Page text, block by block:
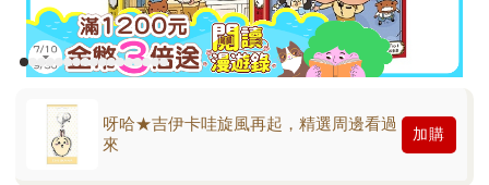
呀哈★吉伊卡哇旋風再起，精選周邊看過
來
加購